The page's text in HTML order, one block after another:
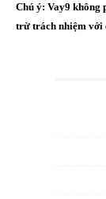
Chú ý: Vay9 không
trừ trách nhiệm với